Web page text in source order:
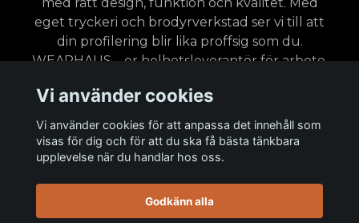
eget tryckeri och brodyrverkstad ser vi till att
din profilering blir lika proffsig som du.
WEARHAUS – er helhetsleverantör för arbete,
Läs mer
Ambassadörer
Vi använder cookies
Vi använder cookies för att anpassa det innehåll som
visas för dig och för att du ska få bästa tänkbara
upplevelse när du handlar hos oss.
Godkänn alla